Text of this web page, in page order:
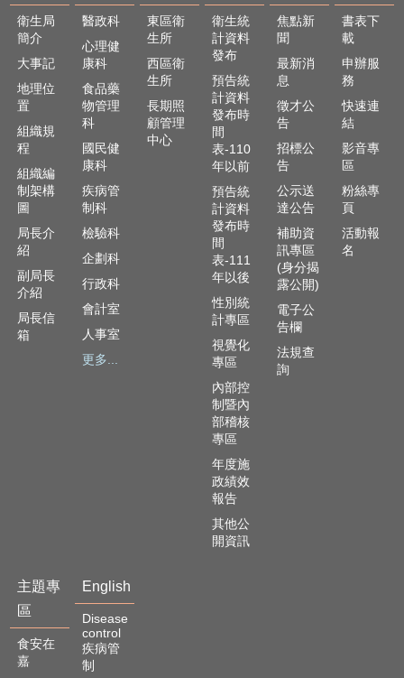
衛生局
簡介
大事記
地理位
置
組織規
程
組織編
制架構
圖
局長介
紹
副局長
介紹
局長信
箱
醫政科
心理健
康科
食品藥
物管理
科
國民健
康科
疾病管
制科
檢驗科
企劃科
行政科
會計室
人事室
更多...
東區衛
生所
西區衛
生所
長期照
顧管理
中心
衛生統
計資料
發布
預告統
計資料
發布時
間
表-110
年以前
預告統
計資料
發布時
間
表-111
年以後
性別統
計專區
視覺化
專區
內部控
制暨內
部稽核
專區
年度施
政績效
報告
其他公
開資訊
焦點新
聞
最新消
息
徵才公
告
招標公
告
公示送
達公告
補助資
訊專區
(身分揭
露公開)
電子公
告欄
法規查
詢
書表下
載
申辦服
務
快速連
結
影音專
區
粉絲專
頁
活動報
名
主題專
區
食安在
嘉
English
Disease
control
疾病管
制